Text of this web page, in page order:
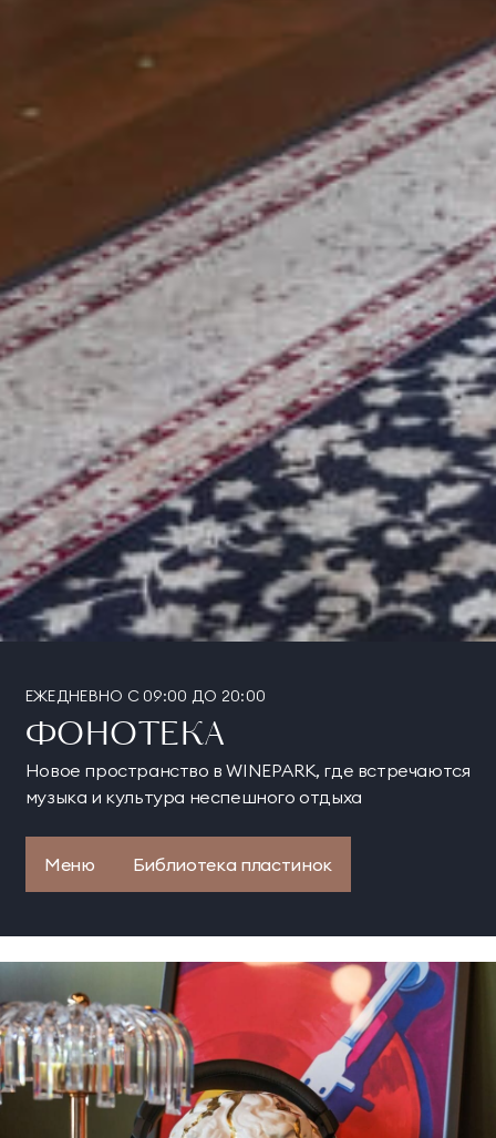
ЕЖЕДНЕВНО С 09:00 ДО 20:00
ФОНОТЕКА
Новое пространство в WINEPARK, где встречаются
музыка и культура неспешного отдыха
Меню Библиотека пластинок